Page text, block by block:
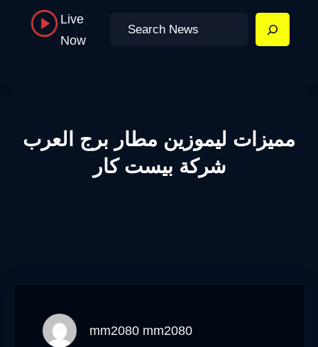
Live
Now
Search
مميزات ليموزين مطار برج العرب
شركة بيست كار
mm2080 mm2080